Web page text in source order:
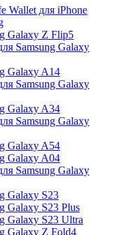
Wallet для iPhone
Galaxy Z Flip5
Samsung Galaxy
Galaxy A14
Samsung Galaxy
Galaxy A34
Samsung Galaxy
Galaxy A54
Galaxy A04
Samsung Galaxy
Galaxy S23
Galaxy S23 Plus
Galaxy S23 Ultra
Galaxy Z Fold4